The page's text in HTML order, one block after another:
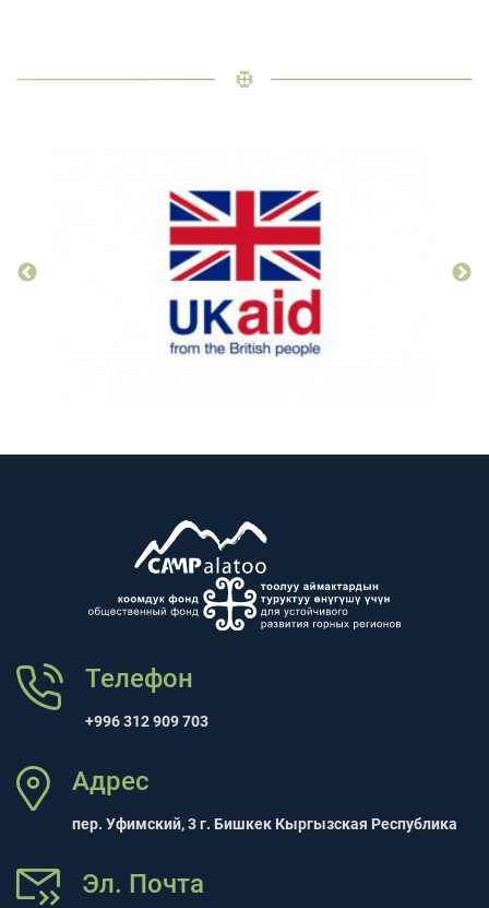
Телефон
+996 312 909 703
Адрес
пер. Уфимский, 3 г. Бишкек Кыргызская Республика
Эл. Почта